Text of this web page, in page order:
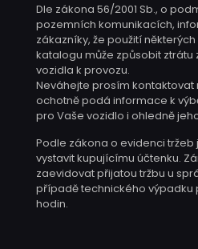
Dle zákona 56/2001 Sb., o
pozemních komunikacích,
zákazníky, že použití
katalogu může způsobit ztrátu
vozidla k provozu.
Neváhejte prosím kontaktovat
ochotně podá informace k
pro Vaše vozidlo i ohledně
Podle zákona o evidenci
vystavit kupujícímu účtenku.
zaevidovat přijatou tržbu u
případě technického výpadku
hodin.